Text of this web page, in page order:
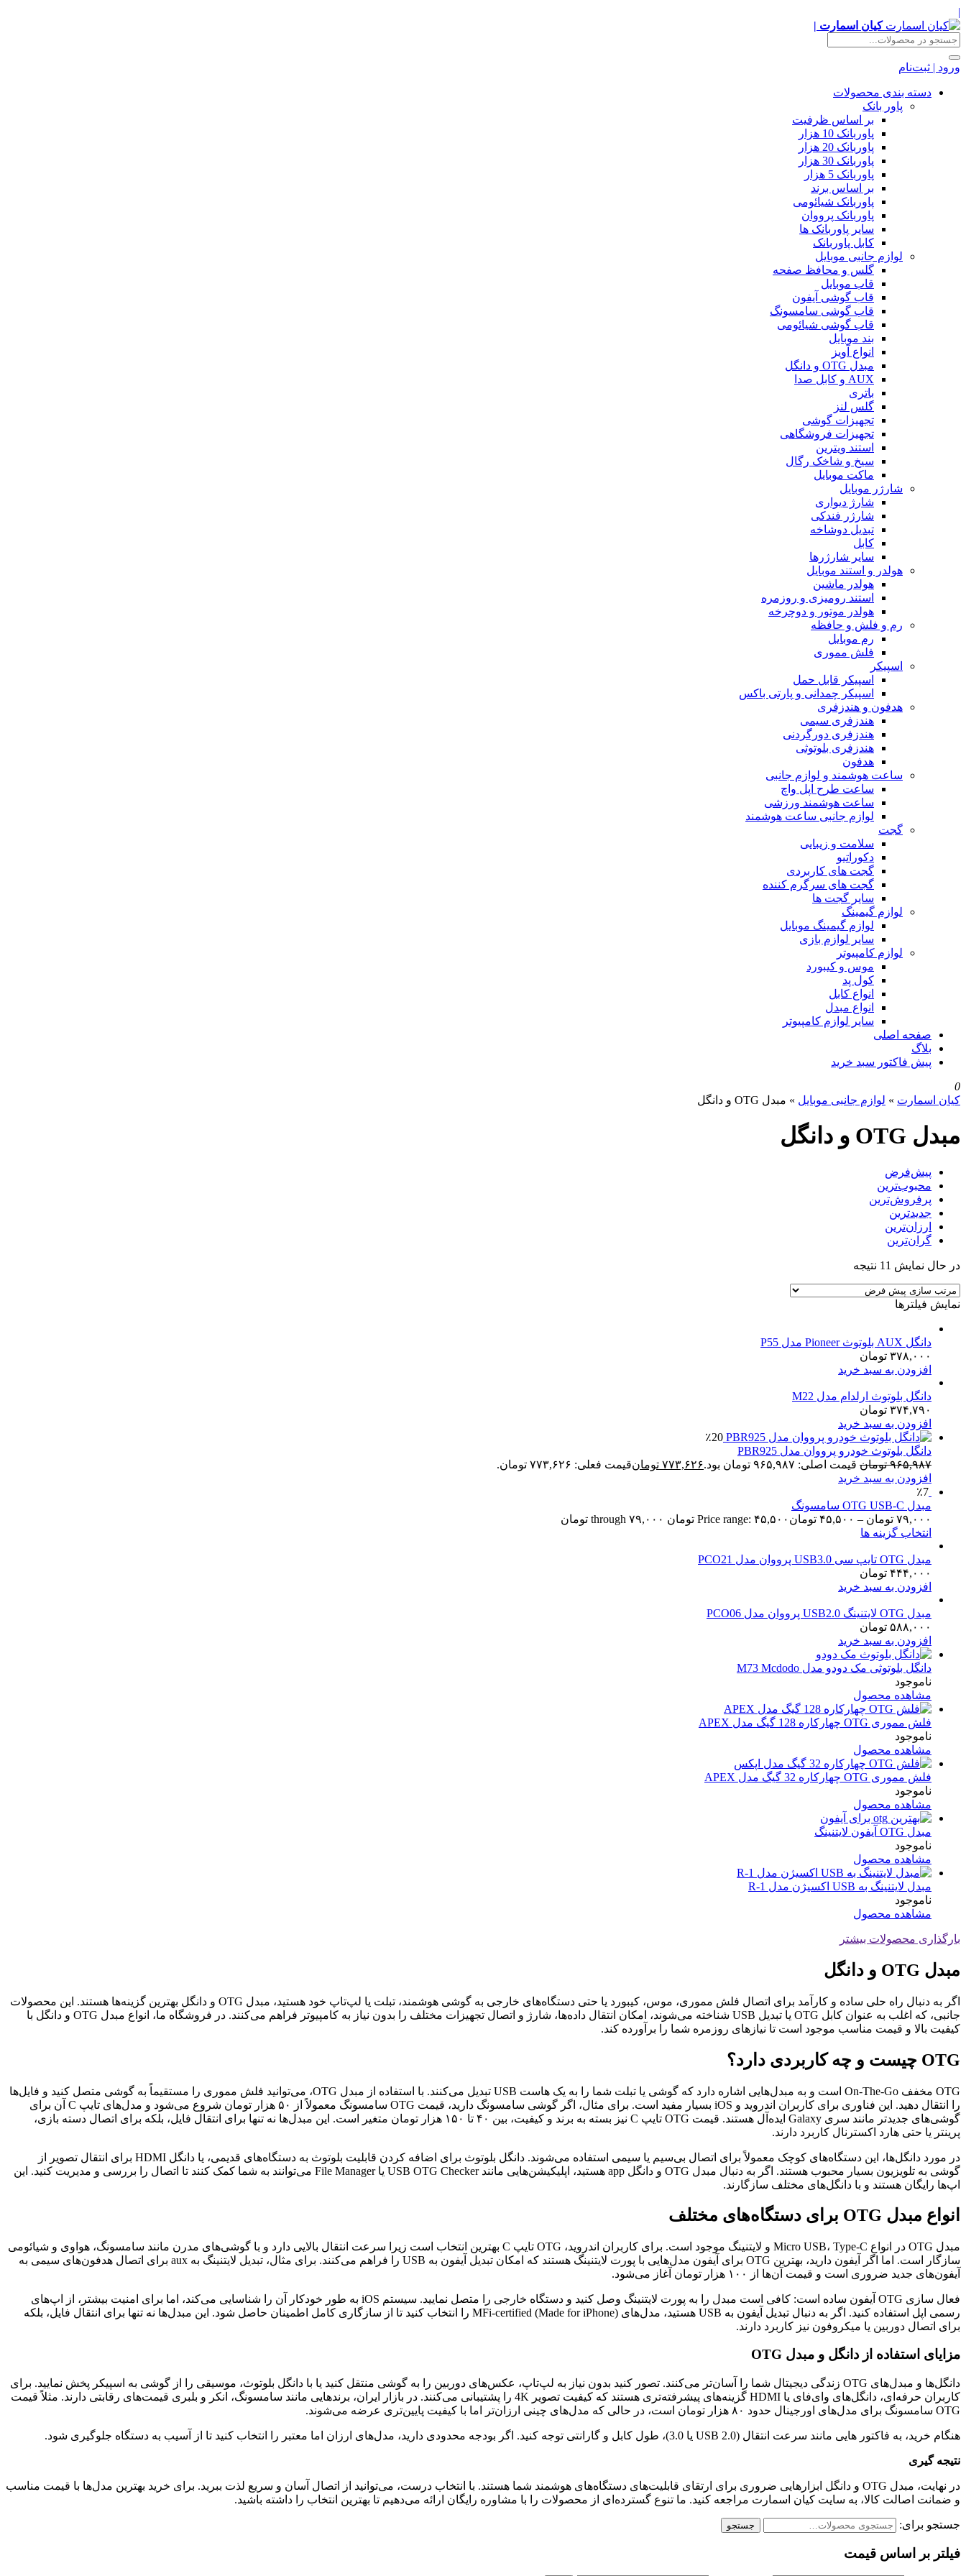
|
کیان اسمارت |
ورود | ثبت‌نام
دسته بندی محصولات
پاور بانک
بر اساس ظرفیت
پاوربانک 10 هزار
پاوربانک 20 هزار
پاوربانک 30 هزار
پاوربانک 5 هزار
بر اساس برند
پاوربانک شیائومی
پاوربانک پرووان
سایر پاوربانک ها
کابل پاوربانک
لوازم جانبی موبایل
گلس و محافظ صفحه
قاب موبایل
قاب گوشی آیفون
قاب گوشی سامسونگ
قاب گوشی شیائومی
بند موبایل
انواع آویز
مبدل OTG و دانگل
AUX و کابل صدا
باتری
گلس لنز
تجهیزات گوشی
تجهیزات فروشگاهی
استند ویترین
سیخ و شاخک رگال
ماکت موبایل
شارژر موبایل
شارژ دیواری
شارژر فندکی
تبدیل دوشاخه
کابل
سایر شارژرها
هولدر و استند موبایل
هولدر ماشین
استند رومیزی و روزمره
هولدر موتور و دوچرخه
رم و فلش و حافظه
رم موبایل
فلش مموری
اسپیکر
اسپیکر قابل حمل
اسپیکر چمدانی و پارتی باکس
هدفون و هندزفری
هندزفری سیمی
هندزفری دورگردنی
هندزفری بلوتوثی
هدفون
ساعت هوشمند و لوازم جانبی
ساعت طرح اپل واچ
ساعت هوشمند ورزشی
لوازم جانبی ساعت هوشمند
گجت
سلامت و زیبایی
دکوراتیو
گجت های کاربردی
گجت های سرگرم کننده
سایر گجت ها
لوازم گیمینگ
لوازم گیمینگ موبایل
سایر لوازم بازی
لوازم کامپیوتر
موس و کیبورد
کول پد
انواع کابل
انواع مبدل
سایر لوازم کامپیوتر
صفحه اصلی
بلاگ
پیش فاکتور سبد خرید
0
کیان اسمارت » لوازم جانبی موبایل » مبدل OTG و دانگل
مبدل OTG و دانگل
پیش‌فرض
محبوب‌ترین
پرفروش‌ترین
جدیدترین
ارزان‌ترین
گران‌ترین
در حال نمایش 11 نتیجه
نمایش فیلترها
دانگل AUX بلوتوث Pioneer مدل P55
۳۷۸,۰۰۰ تومان
افزودن به سبد خرید
دانگل بلوتوث ارلدام مدل M22
۳۷۴,۷۹۰ تومان
افزودن به سبد خرید
٪20
دانگل بلوتوث خودرو پرووان مدل PBR925
۹۶۵,۹۸۷ تومان قیمت اصلی: ۹۶۵,۹۸۷ تومان بود. ۷۷۳,۶۲۶ تومانقیمت فعلی: ۷۷۳,۶۲۶ تومان.
افزودن به سبد خرید
٪7
مبدل OTG USB‑C سامسونگ
۷۹,۰۰۰ تومان – ۴۵,۵۰۰ تومان Price range: ۴۵,۵۰۰ تومان through ۷۹,۰۰۰ تومان
انتخاب گزینه ها
مبدل OTG تایپ سی USB3.0 پرووان مدل PCO21
۴۴۴,۰۰۰ تومان
افزودن به سبد خرید
مبدل OTG لایتنینگ USB2.0 پرووان مدل PCO06
۵۸۸,۰۰۰ تومان
افزودن به سبد خرید
دانگل بلوتوثی مک دودو مدل M73 Mcdodo
ناموجود
مشاهده محصول
فلش مموری OTG چهارکاره 128 گیگ مدل APEX
ناموجود
مشاهده محصول
فلش مموری OTG چهارکاره 32 گیگ مدل APEX
ناموجود
مشاهده محصول
مبدل OTG آیفون لایتنینگ
ناموجود
مشاهده محصول
مبدل لایتنینگ به USB اکسیژن مدل R-1
ناموجود
مشاهده محصول
بارگذاری محصولات بیشتر
مبدل OTG و دانگل
اگر به دنبال راه‌ حلی ساده و کارآمد برای اتصال فلش مموری، موس، کیبورد یا حتی دستگاه‌های خارجی به گوشی هوشمند، تبلت یا لپ‌تاپ خود هستید، مبدل OTG و دانگل بهترین گزینه‌ها هستند. این محصولات
جانبی، که اغلب به عنوان کابل OTG یا تبدیل USB شناخته می‌شوند، امکان انتقال داده‌ها، شارژ و اتصال تجهیزات مختلف را بدون نیاز به کامپیوتر فراهم می‌کنند. در فروشگاه ما، انواع مبدل OTG و دانگل با
کیفیت بالا و قیمت مناسب موجود است تا نیازهای روزمره شما را برآورده کند.
OTG چیست و چه کاربردی دارد؟
OTG مخفف On-The-Go است و به مبدل‌هایی اشاره دارد که گوشی یا تبلت شما را به یک هاست USB تبدیل می‌کنند. با استفاده از مبدل OTG، می‌توانید فلش مموری را مستقیماً به گوشی متصل کنید و فایل‌ها
را انتقال دهید. این فناوری برای کاربران اندروید و iOS بسیار مفید است. برای مثال، اگر گوشی سامسونگ دارید، قیمت OTG سامسونگ معمولاً از ۵۰ هزار تومان شروع می‌شود و مدل‌های تایپ C آن برای
گوشی‌های جدیدتر مانند سری Galaxy ایده‌آل هستند. قیمت OTG تایپ C نیز بسته به برند و کیفیت، بین ۴۰ تا ۱۵۰ هزار تومان متغیر است. این مبدل‌ها نه تنها برای انتقال فایل، بلکه برای اتصال دسته بازی،
پرینتر یا حتی هارد اکسترنال کاربرد دارند.
در مورد دانگل‌ها، این دستگاه‌های کوچک معمولاً برای اتصال بی‌سیم یا سیمی استفاده می‌شوند. دانگل بلوتوث برای اضافه کردن قابلیت بلوتوث به دستگاه‌های قدیمی، یا دانگل HDMI برای انتقال تصویر از
گوشی به تلویزیون بسیار محبوب هستند. اگر به دنبال مبدل OTG و دانگل app هستید، اپلیکیشن‌هایی مانند USB OTG Checker یا File Manager می‌توانند به شما کمک کنند تا اتصال را بررسی و مدیریت کنید. این
اپ‌ها رایگان هستند و با دانگل‌های مختلف سازگارند.
انواع مبدل OTG برای دستگاه‌های مختلف
مبدل OTG در انواع Micro USB، Type-C و لایتنینگ موجود است. برای کاربران اندروید، OTG تایپ C بهترین انتخاب است زیرا سرعت انتقال بالایی دارد و با گوشی‌های مدرن مانند سامسونگ، هواوی و شیائومی
سازگار است. اما اگر آیفون دارید، بهترین OTG برای آیفون مدل‌هایی با پورت لایتنینگ هستند که امکان تبدیل آیفون به USB را فراهم می‌کنند. برای مثال، تبدیل لایتنینگ به aux برای اتصال هدفون‌های سیمی به
آیفون‌های جدید ضروری است و قیمت آن‌ها از ۱۰۰ هزار تومان آغاز می‌شود.
فعال سازی OTG آیفون ساده است: کافی است مبدل را به پورت لایتنینگ وصل کنید و دستگاه خارجی را متصل نمایید. سیستم iOS به طور خودکار آن را شناسایی می‌کند، اما برای امنیت بیشتر، از اپ‌های
رسمی اپل استفاده کنید. اگر به دنبال تبدیل آیفون به USB هستید، مدل‌های MFi-certified (Made for iPhone) را انتخاب کنید تا از سازگاری کامل اطمینان حاصل شود. این مبدل‌ها نه تنها برای انتقال فایل، بلکه
برای اتصال دوربین یا میکروفون نیز کاربرد دارند.
مزایای استفاده از دانگل و مبدل OTG
دانگل‌ها و مبدل‌های OTG زندگی دیجیتال شما را آسان‌تر می‌کنند. تصور کنید بدون نیاز به لپ‌تاپ، عکس‌های دوربین را به گوشی منتقل کنید یا با دانگل بلوتوث، موسیقی را از گوشی به اسپیکر پخش نمایید. برای
کاربران حرفه‌ای، دانگل‌های وای‌فای یا HDMI گزینه‌های پیشرفته‌تری هستند که کیفیت تصویر 4K را پشتیبانی می‌کنند. در بازار ایران، برندهایی مانند سامسونگ، انکر و بلبری قیمت‌های رقابتی دارند. مثلاً قیمت
OTG سامسونگ برای مدل‌های اورجینال حدود ۸۰ هزار تومان است، در حالی که مدل‌های چینی ارزان‌تر اما با کیفیت پایین‌تری عرضه می‌شوند.
هنگام خرید، به فاکتور هایی مانند سرعت انتقال (USB 2.0 یا 3.0)، طول کابل و گارانتی توجه کنید. اگر بودجه محدودی دارید، مدل‌های ارزان اما معتبر را انتخاب کنید تا از آسیب به دستگاه جلوگیری شود.
نتیجه گیری
در نهایت، مبدل OTG و دانگل ابزارهایی ضروری برای ارتقای قابلیت‌های دستگاه‌های هوشمند شما هستند. با انتخاب درست، می‌توانید از اتصال آسان و سریع لذت ببرید. برای خرید بهترین مدل‌ها با قیمت مناسب
و ضمانت اصالت کالا، به سایت کیان اسمارت مراجعه کنید. ما تنوع گسترده‌ای از محصولات را با مشاوره رایگان ارائه می‌دهیم تا بهترین انتخاب را داشته باشید.
جستجو برای: جستجو
فیلتر بر اساس قیمت